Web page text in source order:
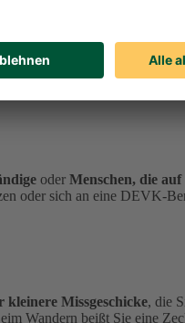
Wussten Sie, dass der
Schule sind Sie und Ihre
Lücke
und können
oder Menschen, die
oder sich an eine DEVK-
Missgeschicke, die
Wandern beißt Sie eine